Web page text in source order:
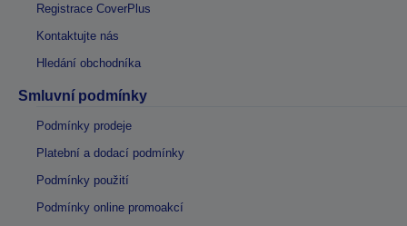
Registrace CoverPlus
Kontaktujte nás
Hledání obchodníka
Smluvní podmínky
Podmínky prodeje
Platební a dodací podmínky
Podmínky použití
Podmínky online promoakcí